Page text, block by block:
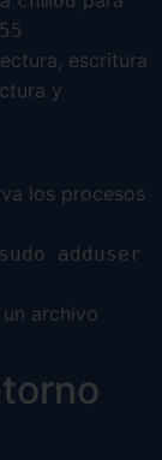
escritura
y
los procesos
sudo adduser
archivo